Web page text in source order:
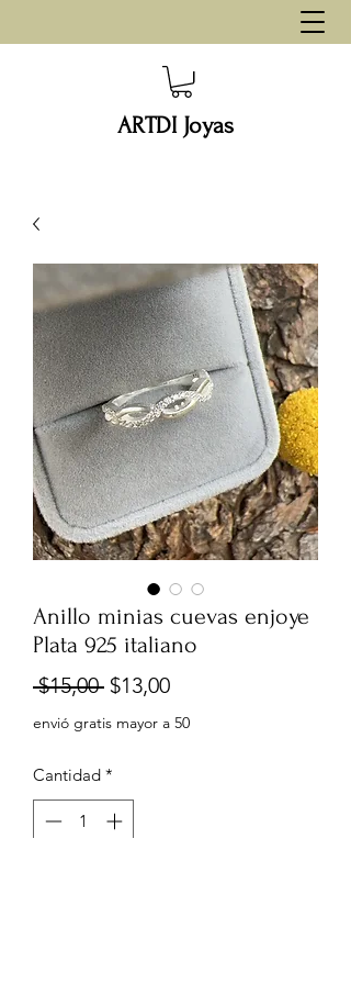
ARTDI Joyas
Anillo minias cuevas enjoye
Plata 925 italiano
$15,00 Precio
$13,00Precio
de
envió gratis mayor a 50
Cantidad *